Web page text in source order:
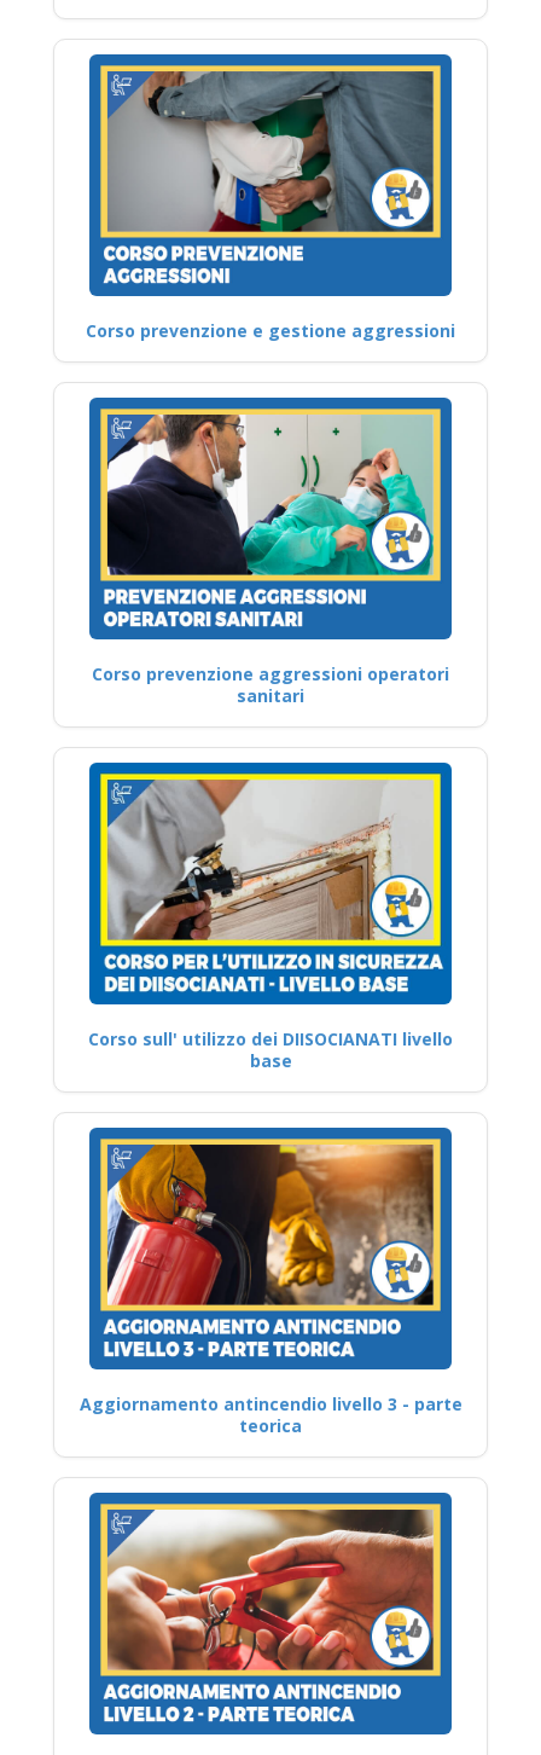
Corso prevenzione e gestione aggressioni
Corso prevenzione aggressioni operatori
sanitari
Corso sull' utilizzo dei DIISOCIANATI livello
base
Aggiornamento antincendio livello 3 - parte
teorica